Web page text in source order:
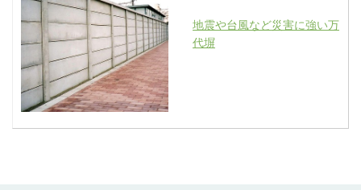
地震や台風など災害に強い万
代塀